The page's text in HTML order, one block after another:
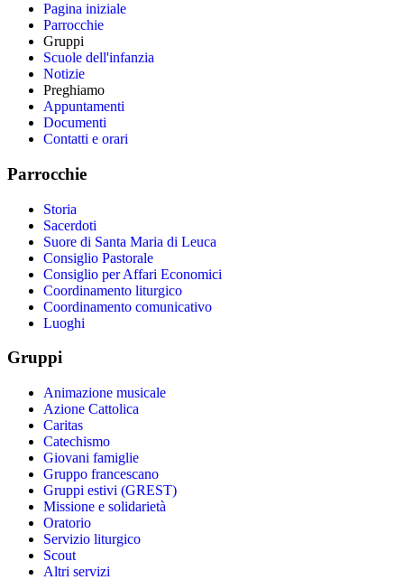
Pagina iniziale
Parrocchie
Gruppi
Scuole dell'infanzia
Notizie
Preghiamo
Appuntamenti
Documenti
Contatti e orari
Parrocchie
Storia
Sacerdoti
Suore di Santa Maria di Leuca
Consiglio Pastorale
Consiglio per Affari Economici
Coordinamento liturgico
Coordinamento comunicativo
Luoghi
Gruppi
Animazione musicale
Azione Cattolica
Caritas
Catechismo
Giovani famiglie
Gruppo francescano
Gruppi estivi (GREST)
Missione e solidarietà
Oratorio
Servizio liturgico
Scout
Altri servizi